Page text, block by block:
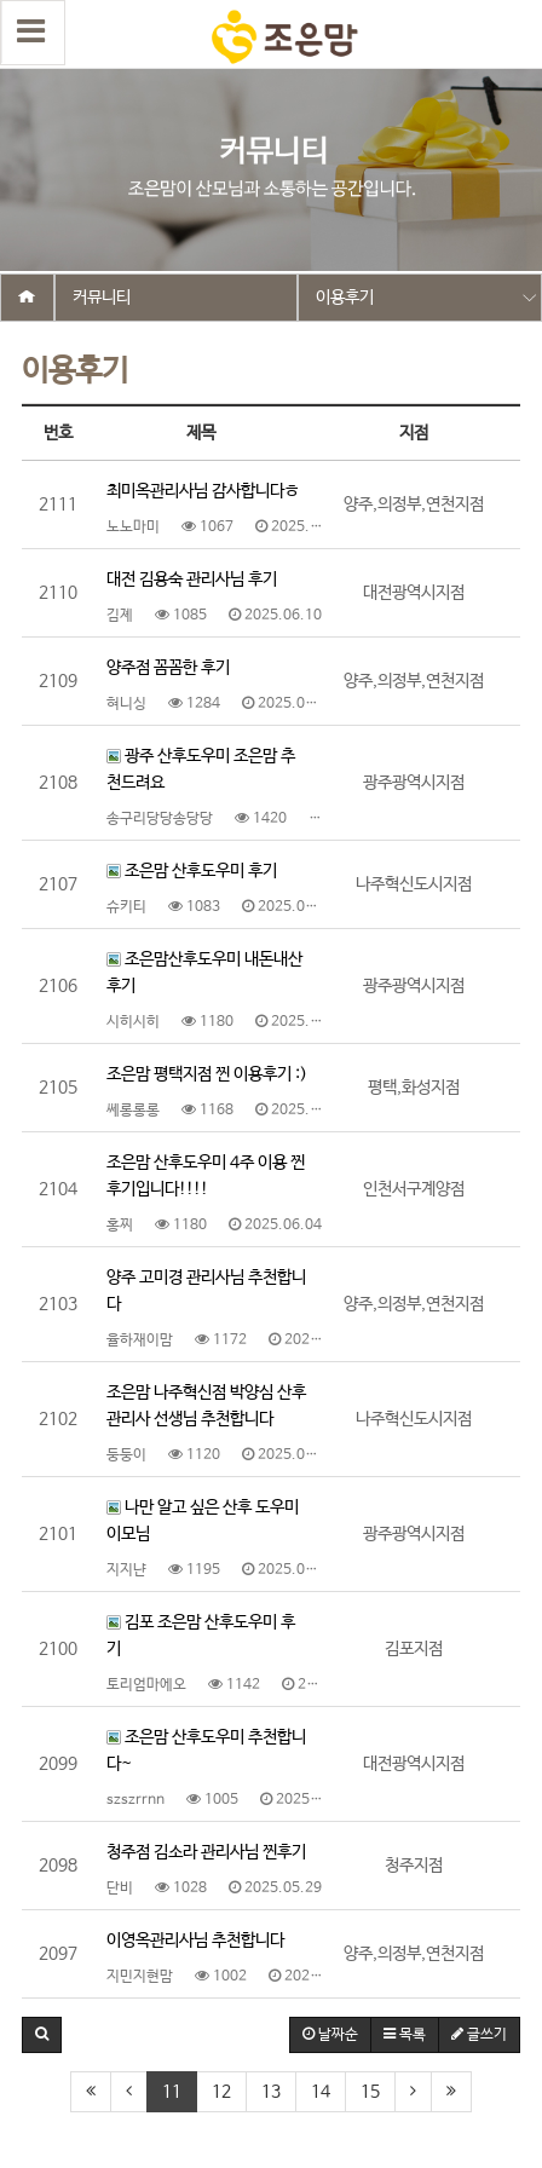
이용후기
커뮤니티 이용후기
번호 제목 지점
2111
최미옥관리사님 감사합니다ㅎ
노노마미 1067 2025.06.12
양주,의정부,연천지점
2110
대전 김용숙 관리사님 후기
김졔 1085 2025.06.10
대전광역시지점
2109
양주점 꼼꼼한 후기
혀니싱 1284 2025.06.10
양주,의정부,연천지점
2108
광주 산후도우미 조은맘 추
천드려요
송구리당당송당당 1420
광주광역시지점
2107
조은맘 산후도우미 후기
슈키티 1083 2025.06.09
나주혁신도시지점
2106
조은맘산후도우미 내돈내산
후기
시히시히 1180 2025.06.09
광주광역시지점
2105
조은맘 평택지점 찐 이용후기 :)
쎄롱롱롱 1168 2025.06.05
평택,화성지점
2104
조은맘 산후도우미 4주 이용 찐
후기입니다!!!!
홍찌 1180 2025.06.04
인천서구계양점
2103
양주 고미경 관리사님 추천합니
다
율하재이맘 1172 2025.05.30
양주,의정부,연천지점
2102
조은맘 나주혁신점 박양심 산후
관리사 선생님 추천합니다
둥둥이 1120 2025.05.30
나주혁신도시지점
2101
나만 알고 싶은 산후 도우미
이모님
지지냔 1195 2025.05.29
광주광역시지점
2100
김포 조은맘 산후도우미 후
기
토리엄마에오 1142 2025.05.29
김포지점
2099
조은맘 산후도우미 추천합니
다~
szszrrnn 1005 2025.05.29
대전광역시지점
2098
청주점 김소라 관리사님 찐후기
단비 1028 2025.05.29
청주지점
2097
이영옥관리사님 추천합니다
지민지현맘 1002 2025.05.28
양주,의정부,연천지점
날짜순 목록 글쓰기
11 12 13 14 15